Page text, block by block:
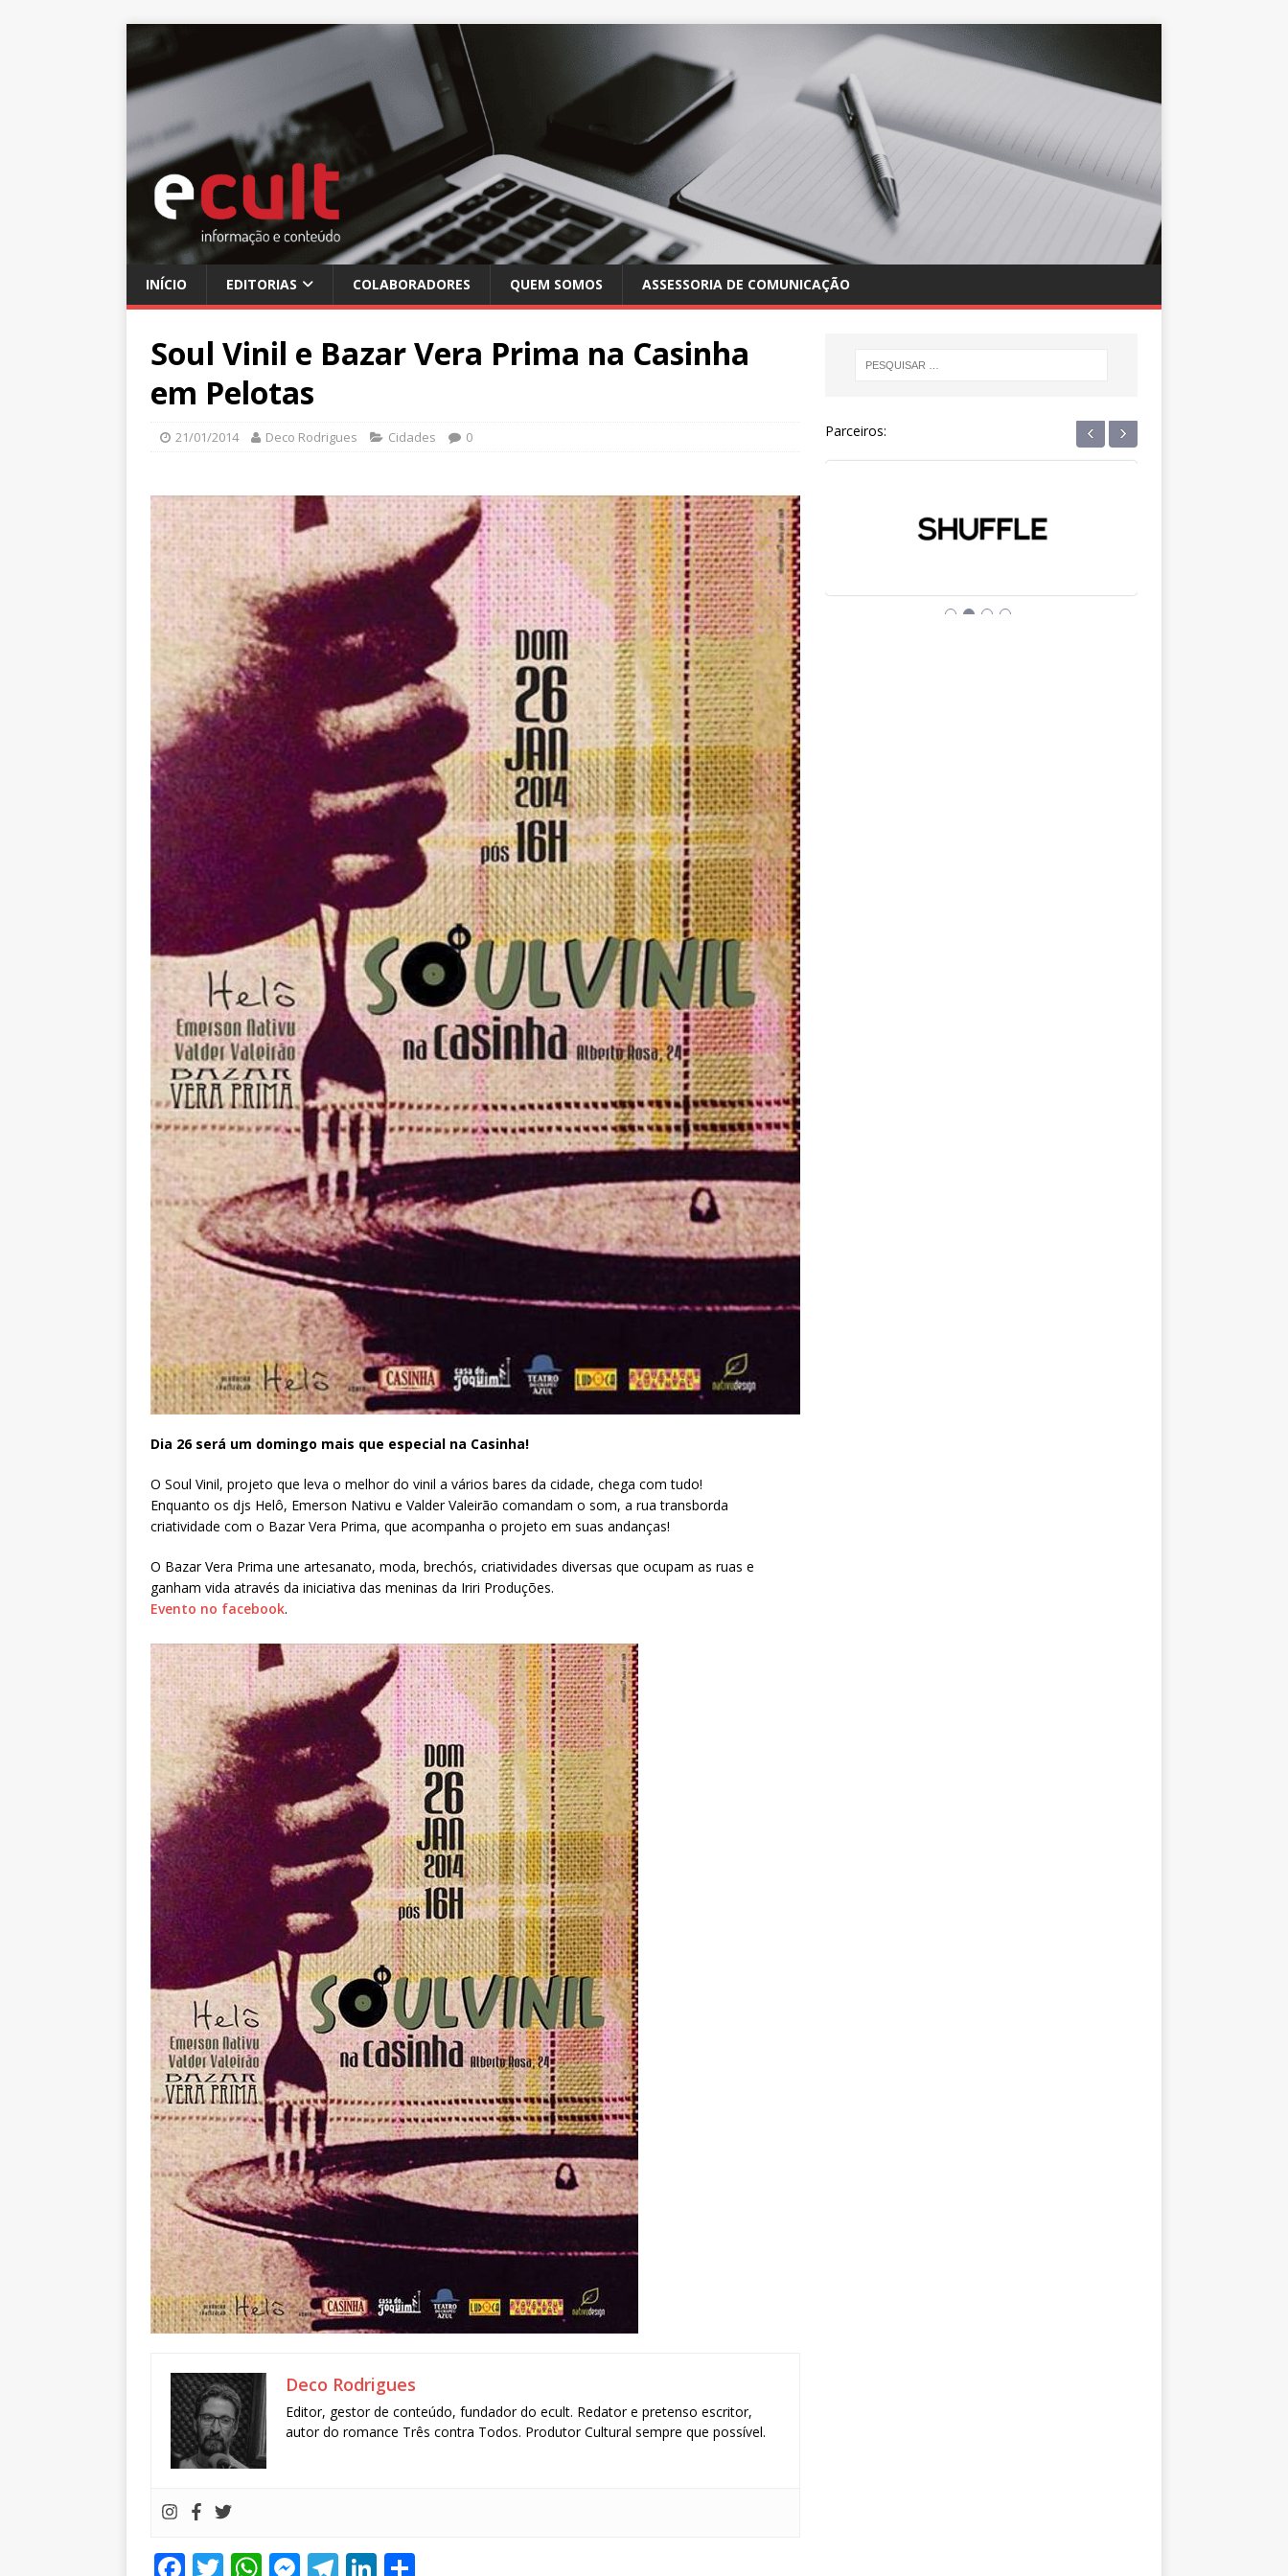
INÍCIO EDITORIAS COLABORADORES QUEM SOMOS ASSESSORIA DE COMUNICAÇÃO
Soul Vinil e Bazar Vera Prima na Casinha
em Pelotas
21/01/2014 Deco Rodrigues Cidades 0
Dia 26 será um domingo mais que especial na Casinha!
O Soul Vinil, projeto que leva o melhor do vinil a vários bares da cidade, chega com tudo!
Enquanto os djs Helô, Emerson Nativu e Valder Valeirão comandam o som, a rua transborda
criatividade com o Bazar Vera Prima, que acompanha o projeto em suas andanças!
O Bazar Vera Prima une artesanato, moda, brechós, criatividades diversas que ocupam as ruas e
ganham vida através da iniciativa das meninas da Iriri Produções.
Evento no facebook.
Deco Rodrigues
Editor, gestor de conteúdo, fundador do ecult. Redator e pretenso escritor,
autor do romance Três contra Todos. Produtor Cultural sempre que possível.
F T W M T Li
Parceiros: ‹ ›